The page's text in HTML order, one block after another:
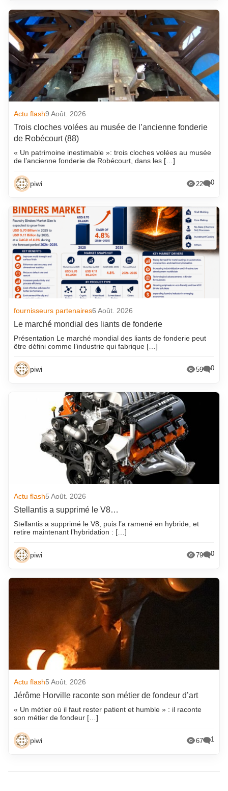
Actu flash9 Août. 2026
Trois cloches volées au musée de l’ancienne fonderie
de Robécourt (88)
« Un patrimoine inestimable »: trois cloches volées au musée
de l’ancienne fonderie de Robécourt, dans les […]
piwi 22 0
fournisseurs partenaires6 Août. 2026
Le marché mondial des liants de fonderie
Présentation Le marché mondial des liants de fonderie peut
être défini comme l’industrie qui fabrique […]
piwi 59 0
Actu flash5 Août. 2026
Stellantis a supprimé le V8…
Stellantis a supprimé le V8, puis l’a ramené en hybride, et
retire maintenant l’hybridation : […]
piwi 79 0
Actu flash5 Août. 2026
Jérôme Horville raconte son métier de fondeur d’art
« Un métier où il faut rester patient et humble » : il raconte
son métier de fondeur […]
piwi 67 1